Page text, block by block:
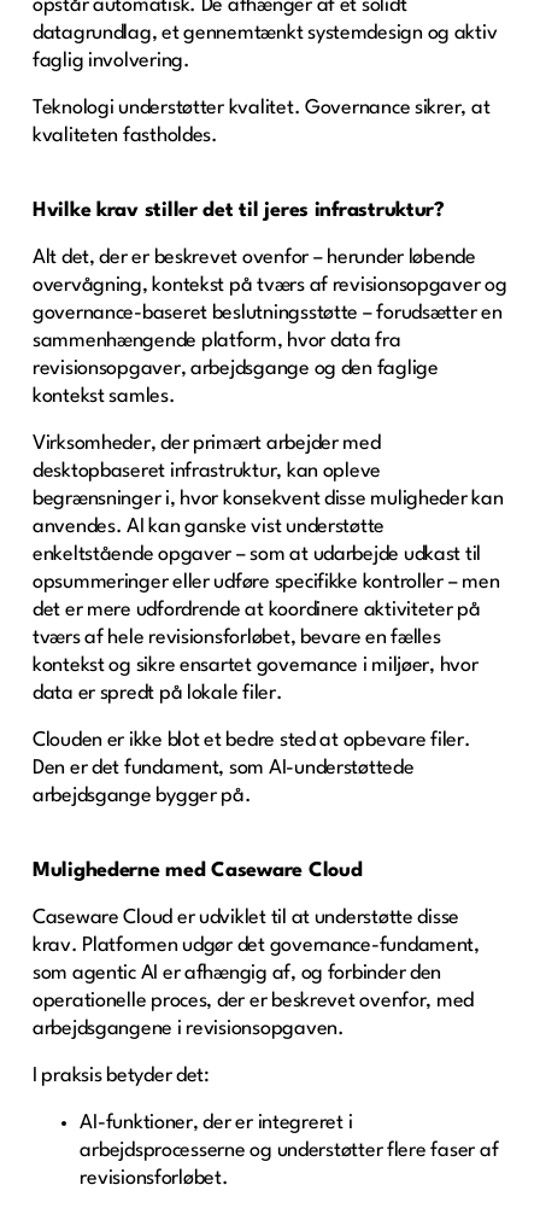
opstår automatisk. De afhænger af et solidt
datagrundlag, et gennemtænkt systemdesign og aktiv
faglig involvering.
Teknologi understøtter kvalitet. Governance sikrer, at
kvaliteten fastholdes.
Hvilke krav stiller det til jeres infrastruktur?
Alt det, der er beskrevet ovenfor – herunder løbende
overvågning, kontekst på tværs af revisionsopgaver og
governance-baseret beslutningsstøtte – forudsætter en
sammenhængende platform, hvor data fra
revisionsopgaver, arbejdsgange og den faglige
kontekst samles.
Virksomheder, der primært arbejder med
desktopbaseret infrastruktur, kan opleve
begrænsninger i, hvor konsekvent disse muligheder kan
anvendes. AI kan ganske vist understøtte
enkeltstående opgaver – som at udarbejde udkast til
opsummeringer eller udføre specifikke kontroller – men
det er mere udfordrende at koordinere aktiviteter på
tværs af hele revisionsforløbet, bevare en fælles
kontekst og sikre ensartet governance i miljøer, hvor
data er spredt på lokale filer.
Clouden er ikke blot et bedre sted at opbevare filer.
Den er det fundament, som AI-understøttede
arbejdsgange bygger på.
Mulighederne med Caseware Cloud
Caseware Cloud er udviklet til at understøtte disse
krav. Platformen udgør det governance-fundament,
som agentic AI er afhængig af, og forbinder den
operationelle proces, der er beskrevet ovenfor, med
arbejdsgangene i revisionsopgaven.
I praksis betyder det:
AI-funktioner, der er integreret i
arbejdsprocesserne og understøtter flere faser af
revisionsforløbet.